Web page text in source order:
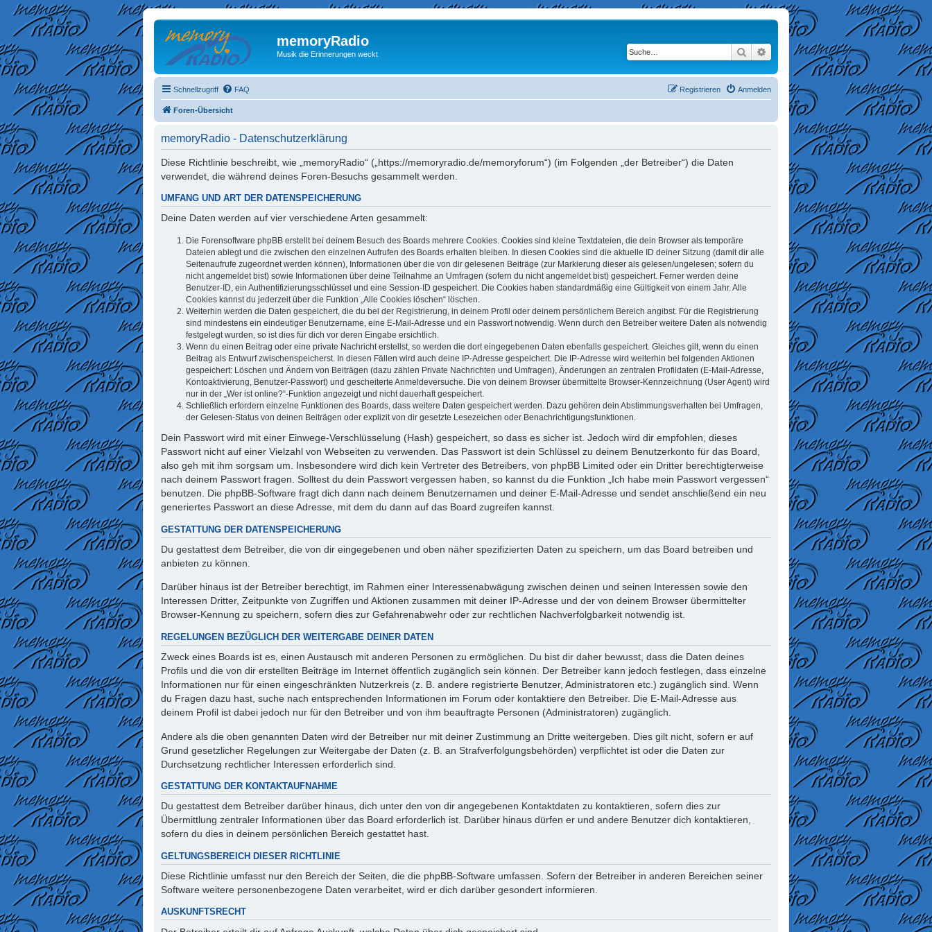
memoryRadio
Musik die Erinnerungen weckt Suche Erweiterte Suche
Schnellzugriff FAQ Anmelden
Registrieren
Foren-Übersicht
memoryRadio - Datenschutzerklärung
Diese Richtlinie beschreibt, wie „memoryRadio“ („https://memoryradio.de/memoryforum“) (im Folgenden „der Betreiber“) die Daten
verwendet, die während deines Foren-Besuchs gesammelt werden.
UMFANG UND ART DER DATENSPEICHERUNG
Deine Daten werden auf vier verschiedene Arten gesammelt:
Die Forensoftware phpBB erstellt bei deinem Besuch des Boards mehrere Cookies. Cookies sind kleine Textdateien, die dein Browser als temporäre
Dateien ablegt und die zwischen den einzelnen Aufrufen des Boards erhalten bleiben. In diesen Cookies sind die aktuelle ID deiner Sitzung (damit dir alle
Seitenaufrufe zugeordnet werden können), Informationen über die von dir gelesenen Beiträge (zur Markierung dieser als gelesen/ungelesen; sofern du
nicht angemeldet bist) sowie Informationen über deine Teilnahme an Umfragen (sofern du nicht angemeldet bist) gespeichert. Ferner werden deine
Benutzer-ID, ein Authentifizierungsschlüssel und eine Session-ID gespeichert. Die Cookies haben standardmäßig eine Gültigkeit von einem Jahr. Alle
Cookies kannst du jederzeit über die Funktion „Alle Cookies löschen“ löschen.
Weiterhin werden die Daten gespeichert, die du bei der Registrierung, in deinem Profil oder deinem persönlichem Bereich angibst. Für die Registrierung
sind mindestens ein eindeutiger Benutzername, eine E-Mail-Adresse und ein Passwort notwendig. Wenn durch den Betreiber weitere Daten als notwendig
festgelegt wurden, so ist dies für dich vor deren Eingabe ersichtlich.
Wenn du einen Beitrag oder eine private Nachricht erstellst, so werden die dort eingegebenen Daten ebenfalls gespeichert. Gleiches gilt, wenn du einen
Beitrag als Entwurf zwischenspeicherst. In diesen Fällen wird auch deine IP-Adresse gespeichert. Die IP-Adresse wird weiterhin bei folgenden Aktionen
gespeichert: Löschen und Ändern von Beiträgen (dazu zählen Private Nachrichten und Umfragen), Änderungen an zentralen Profildaten (E-Mail-Adresse,
Kontoaktivierung, Benutzer-Passwort) und gescheiterte Anmeldeversuche. Die von deinem Browser übermittelte Browser-Kennzeichnung (User Agent) wird
nur in der „Wer ist online?“-Funktion angezeigt und nicht dauerhaft gespeichert.
Schließlich erfordern einzelne Funktionen des Boards, dass weitere Daten gespeichert werden. Dazu gehören dein Abstimmungsverhalten bei Umfragen,
der Gelesen-Status von deinen Beiträgen oder explizit von dir gesetzte Lesezeichen oder Benachrichtigungsfunktionen.
Dein Passwort wird mit einer Einwege-Verschlüsselung (Hash) gespeichert, so dass es sicher ist. Jedoch wird dir empfohlen, dieses
Passwort nicht auf einer Vielzahl von Webseiten zu verwenden. Das Passwort ist dein Schlüssel zu deinem Benutzerkonto für das Board,
also geh mit ihm sorgsam um. Insbesondere wird dich kein Vertreter des Betreibers, von phpBB Limited oder ein Dritter berechtigterweise
nach deinem Passwort fragen. Solltest du dein Passwort vergessen haben, so kannst du die Funktion „Ich habe mein Passwort vergessen“
benutzen. Die phpBB-Software fragt dich dann nach deinem Benutzernamen und deiner E-Mail-Adresse und sendet anschließend ein neu
generiertes Passwort an diese Adresse, mit dem du dann auf das Board zugreifen kannst.
GESTATTUNG DER DATENSPEICHERUNG
Du gestattest dem Betreiber, die von dir eingegebenen und oben näher spezifizierten Daten zu speichern, um das Board betreiben und
anbieten zu können.
Darüber hinaus ist der Betreiber berechtigt, im Rahmen einer Interessenabwägung zwischen deinen und seinen Interessen sowie den
Interessen Dritter, Zeitpunkte von Zugriffen und Aktionen zusammen mit deiner IP-Adresse und der von deinem Browser übermittelter
Browser-Kennung zu speichern, sofern dies zur Gefahrenabwehr oder zur rechtlichen Nachverfolgbarkeit notwendig ist.
REGELUNGEN BEZÜGLICH DER WEITERGABE DEINER DATEN
Zweck eines Boards ist es, einen Austausch mit anderen Personen zu ermöglichen. Du bist dir daher bewusst, dass die Daten deines
Profils und die von dir erstellten Beiträge im Internet öffentlich zugänglich sein können. Der Betreiber kann jedoch festlegen, dass einzelne
Informationen nur für einen eingeschränkten Nutzerkreis (z. B. andere registrierte Benutzer, Administratoren etc.) zugänglich sind. Wenn
du Fragen dazu hast, suche nach entsprechenden Informationen im Forum oder kontaktiere den Betreiber. Die E-Mail-Adresse aus
deinem Profil ist dabei jedoch nur für den Betreiber und von ihm beauftragte Personen (Administratoren) zugänglich.
Andere als die oben genannten Daten wird der Betreiber nur mit deiner Zustimmung an Dritte weitergeben. Dies gilt nicht, sofern er auf
Grund gesetzlicher Regelungen zur Weitergabe der Daten (z. B. an Strafverfolgungsbehörden) verpflichtet ist oder die Daten zur
Durchsetzung rechtlicher Interessen erforderlich sind.
GESTATTUNG DER KONTAKTAUFNAHME
Du gestattest dem Betreiber darüber hinaus, dich unter den von dir angegebenen Kontaktdaten zu kontaktieren, sofern dies zur
Übermittlung zentraler Informationen über das Board erforderlich ist. Darüber hinaus dürfen er und andere Benutzer dich kontaktieren,
sofern du dies in deinem persönlichen Bereich gestattet hast.
GELTUNGSBEREICH DIESER RICHTLINIE
Diese Richtlinie umfasst nur den Bereich der Seiten, die die phpBB-Software umfassen. Sofern der Betreiber in anderen Bereichen seiner
Software weitere personenbezogene Daten verarbeitet, wird er dich darüber gesondert informieren.
AUSKUNFTSRECHT